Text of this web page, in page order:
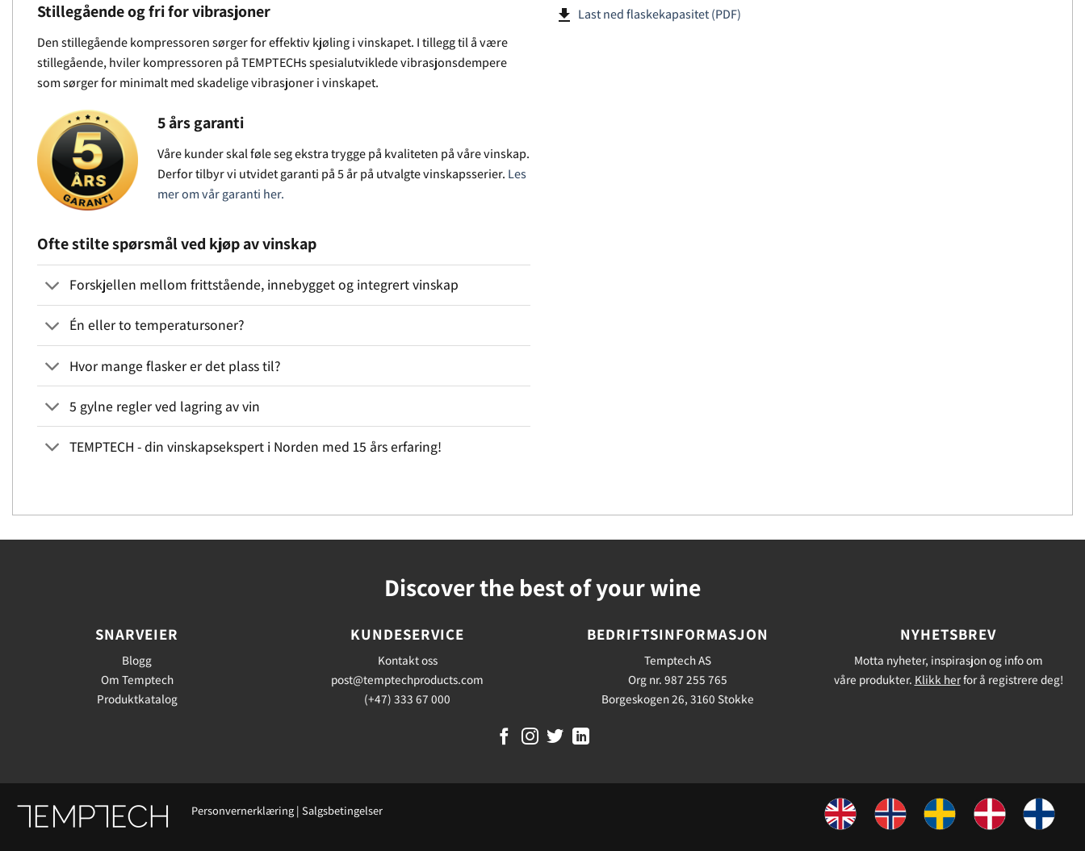
Stillegående og fri for vibrasjoner
Den stillegående kompressoren sørger for effektiv kjøling i vinskapet. I tillegg til å være
stillegående, hviler kompressoren på TEMPTECHs spesialutviklede vibrasjonsdempere
som sørger for minimalt med skadelige vibrasjoner i vinskapet.
5 års garanti
Våre kunder skal føle seg ekstra trygge på kvaliteten på våre vinskap.
Derfor tilbyr vi utvidet garanti på 5 år på utvalgte vinskapsserier. Les
mer om vår garanti her.
Ofte stilte spørsmål ved kjøp av vinskap
Forskjellen mellom frittstående, innebygget og integrert vinskap
Én eller to temperatursoner?
Hvor mange flasker er det plass til?
5 gylne regler ved lagring av vin
TEMPTECH - din vinskapsekspert i Norden med 15 års erfaring!
file_download Last ned flaskekapasitet (PDF)
Discover the best of your wine
SNARVEIER
Blogg
Om Temptech
Produktkatalog
KUNDESERVICE
Kontakt oss
post@temptechproducts.com
(+47) 333 67 000
BEDRIFTSINFORMASJON
Temptech AS
Org nr. 987 255 765
Borgeskogen 26, 3160 Stokke
NYHETSBREV
Motta nyheter, inspirasjon og info om
våre produkter. Klikk herfor å registrere deg!
Personvernerklæring| Salgsbetingelser